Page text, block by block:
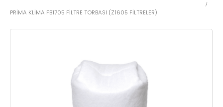
PRIMA KLIMA FB1705 FILTRE TORBASI (Z1605 FILTRELER)